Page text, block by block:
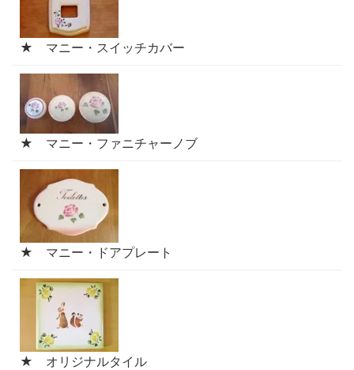
★ マニー・スイッチカバー
★ マニー・ファニチャーノブ
★ マニー・ドアプレート
★ オリジナルタイル